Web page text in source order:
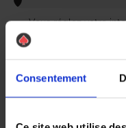
Consentement
Vous réglez votre
chèque, un reçu CB
Etape 5 :